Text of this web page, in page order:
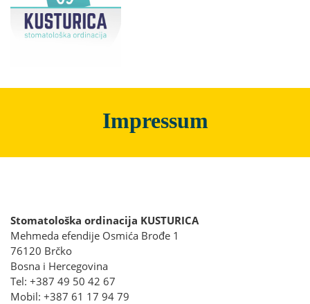
Impressum
Stomatološka ordinacija KUSTURICA
Mehmeda efendije Osmića Brođe 1
76120 Brčko
Bosna i Hercegovina
Tel: +387 49 50 42 67
Mobil: +387 61 17 94 79